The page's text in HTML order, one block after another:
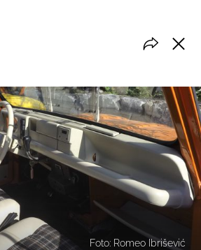
Foto: Romeo Ibrišević